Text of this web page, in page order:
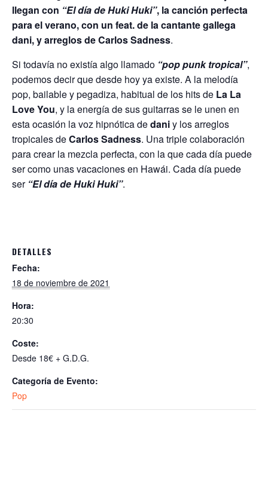
llegan con “El día de Huki Huki”, la canción perfecta
para el verano, con un feat. de la cantante gallega
dani, y arreglos de Carlos Sadness.
Si todavía no existía algo llamado “pop punk tropical”,
podemos decir que desde hoy ya existe. A la melodía
pop, bailable y pegadiza, habitual de los hits de La La
Love You, y la energía de sus guitarras se le unen en
esta ocasión la voz hipnótica dedaniy los arreglos
tropicales deCarlos Sadness. Una triple colaboración
para crear la mezcla perfecta, con la que cada día puede
ser como unas vacaciones en Hawái. Cada día puede
ser “El día de Huki Huki”.
DETALLES
Fecha:
18 de noviembre de 2021
Hora:
20:30
Coste:
Desde 18€ + G.D.G.
Categoría de Evento:
Pop